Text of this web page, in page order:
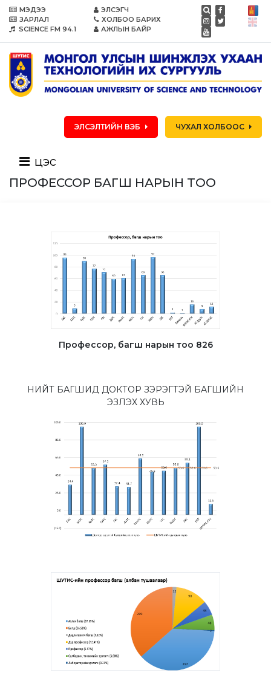
МЭДЭЭ
ЗАРЛАЛ
SCIENCE FM 94.1
ЭЛСЭГЧ
ХОЛБОО БАРИХ
АЖЛЫН БАЙР
ЭЛСЭЛТИЙН ВЭБ ЧУХАЛ ХОЛБООС
цэс
ПРОФЕССОР БАГШ НАРЫН ТОО
Профессор, багш нарын тоо 826
НИЙТ БАГШИД ДОКТОР ЗЭРЭГТЭЙ БАГШИЙН
ЭЗЛЭХ ХУВЬ